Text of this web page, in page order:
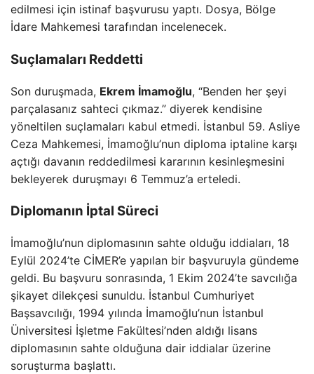
edilmesi için istinaf başvurusu yaptı. Dosya, Bölge
İdare Mahkemesi tarafından incelenecek.
Suçlamaları Reddetti
Son duruşmada, Ekrem İmamoğlu, “Benden her şeyi
parçalasanız sahteci çıkmaz.” diyerek kendisine
yöneltilen suçlamaları kabul etmedi. İstanbul 59. Asliye
Ceza Mahkemesi, İmamoğlu’nun diploma iptaline karşı
açtığı davanın reddedilmesi kararının kesinleşmesini
bekleyerek duruşmayı 6 Temmuz’a erteledi.
Diplomanın İptal Süreci
İmamoğlu’nun diplomasının sahte olduğu iddiaları, 18
Eylül 2024’te CİMER’e yapılan bir başvuruyla gündeme
geldi. Bu başvuru sonrasında, 1 Ekim 2024’te savcılığa
şikayet dilekçesi sunuldu. İstanbul Cumhuriyet
Başsavcılığı, 1994 yılında İmamoğlu’nun İstanbul
Üniversitesi İşletme Fakültesi’nden aldığı lisans
diplomasının sahte olduğuna dair iddialar üzerine
soruşturma başlattı.